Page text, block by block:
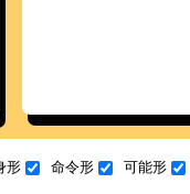
形 命令形 可能形